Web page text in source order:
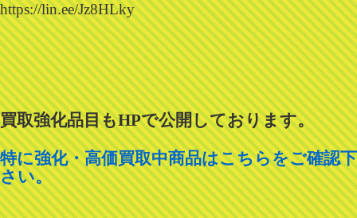
https://lin.ee/Jz8HLky
買取強化品目もHPで公開しております。
特に強化・高価買取中商品はこちらをご確認下
さい。